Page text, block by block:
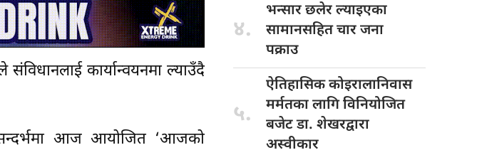
संविधानलाई कार्यान्वयनमा ल्याउँदै
सन्दर्भमा आज आयोजित ‘आजको
४.
भन्सार छलेरल्याइएका
सामानसहित चार जना
पक्राउ
५.
ऐतिहासिक कोइरालानिवास
मर्मतका लागि विनियोजित
बजेट डा. शेखरद्वारा
अस्वीकार